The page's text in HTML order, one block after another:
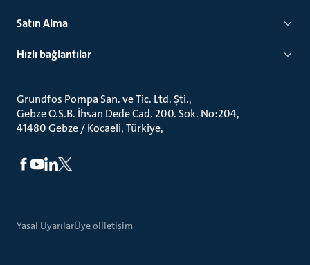
Satın Alma
Hızlı bağlantılar
Grundfos Pompa San. ve Tic. Ltd. Şti.
Gebze O.S.B. İhsan Dede Cad. 200. Sok. No:204
41480 Gebze / Kocaeli, Türkiye
Yasal UyarılarÜye olİletişim